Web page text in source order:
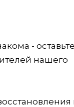
-
нашего